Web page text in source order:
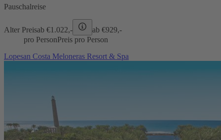
Pauschalreise
Alter Preisab €1.022,- ab €929,-
pro PersonPreis pro Person
Lopesan Costa Meloneras Resort & Spa